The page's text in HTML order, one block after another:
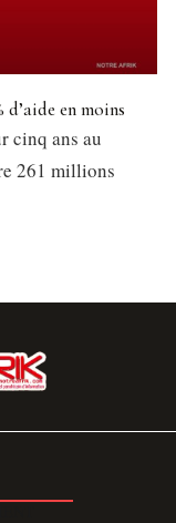
en moins
cinq ans au
261 millions